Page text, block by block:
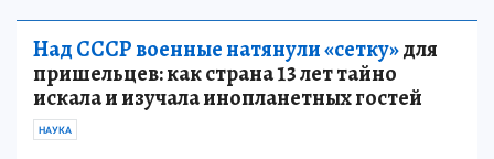
Над СССР военные натянули «сетку»для
пришельцев: как страна 13 лет тайно
искала и изучала инопланетных гостей
НАУКА